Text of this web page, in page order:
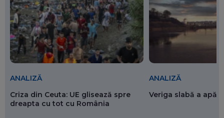
ANALIZĂ
Criza din Ceuta: UE glisează spre
dreapta cu tot cu România
ANALIZĂ
Veriga slabă a